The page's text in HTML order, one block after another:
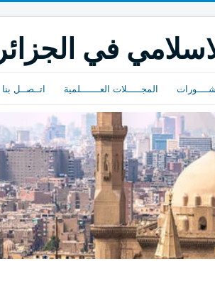
في الجزائر
اتــصــل بنا المجـــــلات العـــــــلمية